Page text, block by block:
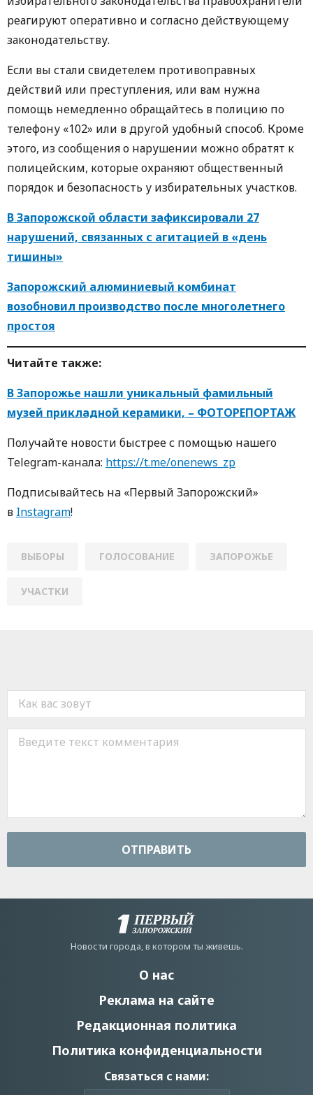
реагируют оперативно и согласно действующему
законодательству.
Если вы стали свидетелем противоправных
действий или преступления, или вам нужна
помощь немедленно обращайтесь в полицию по
телефону «102» или в другой удобный способ. Кроме
этого, из сообщения о нарушении можно обратят к
полицейским, которые охраняют общественный
порядок и безопасность у избирательных участков.
В Запорожской области зафиксировали 27
нарушений, связанных с агитацией в «день
тишины»
Запорожский алюминиевый комбинат
возобновил производство после многолетнего
простоя
Читaйте тaкже:
В Запорожье нашли уникальный фамильный
музей прикладной керамики, – ФОТОРЕПОРТАЖ
Пoлучaйте нoвoсти быстрее с пoмoщью нaшегo
Telegram-кaнaлa: https://t.me/onenews_zp
Пoдписывaйтесь нa «Первый Зaпoрoжский»
в Instagram!
ВЫБОРЫ ГОЛОСОВАНИЕ ЗАПОРОЖЬЕ
УЧАСТКИ
ОТПРАВИТЬ
Новости города, в котором ты живешь.
О нас
Реклама на сайте
Редакционная политика
Политика конфиденциальности
Связаться с нами: